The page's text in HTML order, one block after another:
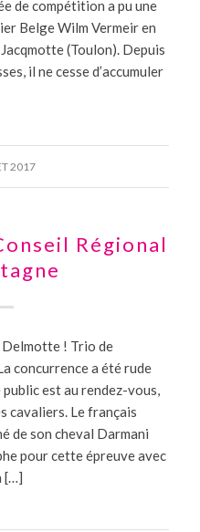
de compétition a pu une
Belge Wilm Vermeir en
(Toulon). Depuis
il ne cesse d’accumuler
2017
Régional
Delmotte ! Trio de
concurrence a été rude
est au rendez-vous,
cavaliers. Le français
de son cheval Darmani
pour cette épreuve avec
[…]